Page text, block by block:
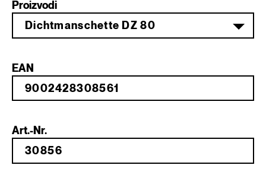
Proizvodi
Dichtmanschette DZ 80
EAN
Art.-Nr.